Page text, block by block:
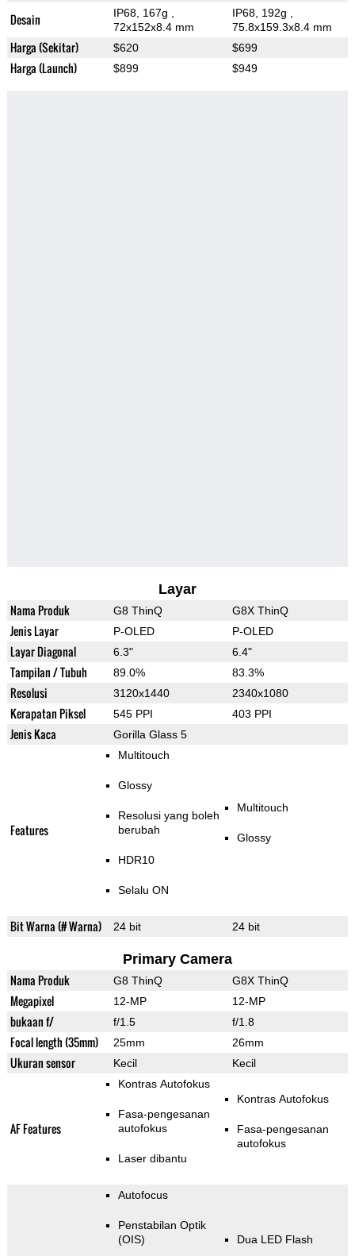
Desain IP68, 167g
72x152x8.4 mm
IP68, 192g
75.8x159.3x8.4 mm
Harga (Sekitar) $620 $699
Harga (Launch) $899 $949
Layar
Nama Produk G8 ThinQ G8X ThinQ
Jenis Layar P-OLED P-OLED
Layar Diagonal 6.3" 6.4"
Tampilan / Tubuh 89.0% 83.3%
Resolusi 3120x1440 2340x1080
Kerapatan Piksel 545 PPI 403 PPI
Jenis Kaca Gorilla Glass 5
Features
Multitouch
Glossy
Resolusi yang boleh
berubah
HDR10
Selalu ON
Multitouch
Glossy
Bit Warna (# Warna) 24 bit 24 bit
Primary Camera
Nama Produk G8 ThinQ G8X ThinQ
Megapixel 12-MP 12-MP
bukaan f/ f/1.5 f/1.8
Focal length (35mm) 25mm 26mm
Ukuran sensor Kecil Kecil
AF Features
Kontras Autofokus
Fasa-pengesanan
autofokus
Laser dibantu
Kontras Autofokus
Fasa-pengesanan
autofokus
Autofocus
Penstabilan Optik
(OIS)
Dua LED Flash